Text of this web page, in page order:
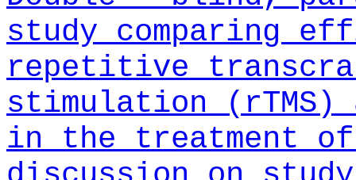
study comparing
repetitive
stimulation (rTMS)
in the treatment